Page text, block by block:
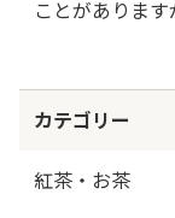
ことがあります
カテゴリー
紅茶・お茶